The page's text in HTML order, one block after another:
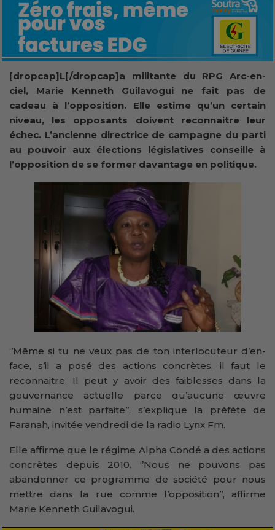
[dropcap]L[/dropcap]a militante du RPG Arc-en-
ciel, Marie Kenneth Guilavogui ne fait pas de
cadeau à l’opposition. Elle estime qu’un certain
niveau, les opposants doivent reconnaitre leur
échec. L’ancienne directrice de campagne du parti
au pouvoir aux élections législatives conseille à
l’opposition de se former davantage en politique.
‘’Même si tu ne veux pas de ton interlocuteur d’en-
face, s’il a posé des actions concrètes, il faut le
reconnaitre. Il peut y avoir des faiblesses dans la
gouvernance actuelle parce qu’aucune œuvre
humaine n’est parfaite’’, s’explique la préfète de
Faranah, invitée vendredi de la radio Lynx Fm.
Elle affirme que le régime Alpha Condé a des actions
concrètes depuis 2010. ‘’Nous ne pouvons pas
abandonner ce programme de société pour nous
mettre dans la rue comme l’opposition’’, affirme
Marie Kenneth Guilavogui.